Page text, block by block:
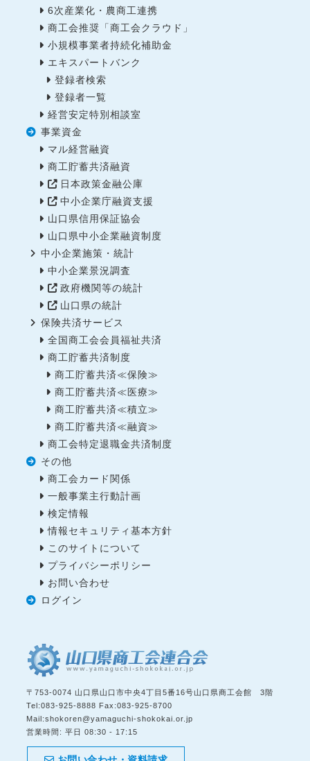
6次産業化・農商工連携
商工会推奨「商工会クラウド」
小規模事業者持続化補助金
エキスパートバンク
登録者検索
登録者一覧
経営安定特別相談室
事業資金
マル経営融資
商工貯蓄共済融資
日本政策金融公庫
中小企業庁融資支援
山口県信用保証協会
山口県中小企業融資制度
中小企業施策・統計
中小企業景況調査
政府機関等の統計
山口県の統計
保険共済サービス
全国商工会会員福祉共済
商工貯蓄共済制度
商工貯蓄共済≪保険≫
商工貯蓄共済≪医療≫
商工貯蓄共済≪積立≫
商工貯蓄共済≪融資≫
商工会特定退職金共済制度
その他
商工会カード関係
一般事業主行動計画
検定情報
情報セキュリティ基本方針
このサイトについて
プライバシーポリシー
お問い合わせ
ログイン
〒 753-0074 山口県山口市中央4丁目5番16号山口県商工会館 3階
Tel:083-925-8888 Fax:083-925-8700
Mail:shokoren@yamaguchi-shokokai.or.jp
営業時間: 平日 08:30 - 17:15